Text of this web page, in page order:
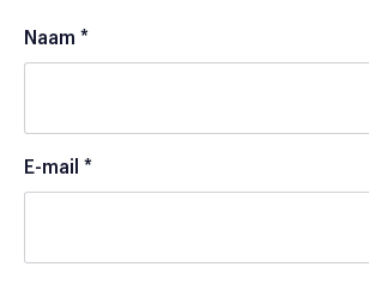
Naam *
E-mail *